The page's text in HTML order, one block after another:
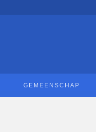
GEMEENSCHAP